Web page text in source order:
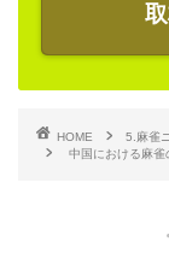
HOME 5.麻雀
中国における麻雀